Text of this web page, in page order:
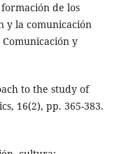
formación de los
y la comunicación
y
to the study of
16(2), pp. 365-383.